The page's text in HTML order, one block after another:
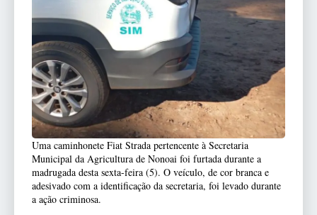
Uma caminhonete Fiat Strada pertencente à Secretaria
Municipal da Agricultura de Nonoai foi furtada durante a
madrugada desta sexta-feira (5). O veículo, de cor branca e
adesivado com a identificação da secretaria, foi levado durante
a ação criminosa.